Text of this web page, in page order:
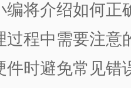
编将介绍如何正
过程中需要注意
件时避免常见错